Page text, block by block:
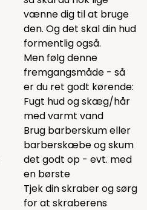
vænne dig til at bruge
den. Og det skal din hud
formentlig også.
Men følg denne
fremgangsmåde - så
er du ret godt kørende:
Fugt hud og skæg/hår
med varmt vand
Brug barberskum eller
barberskæbe og skum
det godt op - evt. med
en børste
Tjek din skraber og sørg
for at skraberens